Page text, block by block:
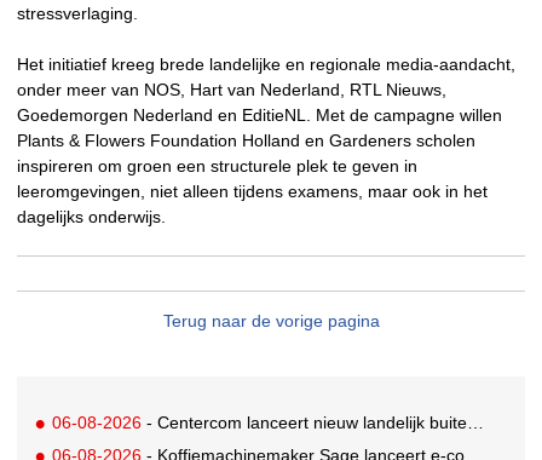
stressverlaging.
Het initiatief kreeg brede landelijke en regionale media-aandacht,
onder meer van NOS, Hart van Nederland, RTL Nieuws,
Goedemorgen Nederland en EditieNL. Met de campagne willen
Plants & Flowers Foundation Holland en Gardeners scholen
inspireren om groen een structurele plek te geven in
leeromgevingen, niet alleen tijdens examens, maar ook in het
dagelijks onderwijs.
Terug naar de vorige pagina
06-08-2026 - Centercom lanceert nieuw landelijk buitereclamenetwerk: City Cubes
06-08-2026 - Koffiemachinemaker Sage lanceert e-commerceplatform voor koffieliefhebbers